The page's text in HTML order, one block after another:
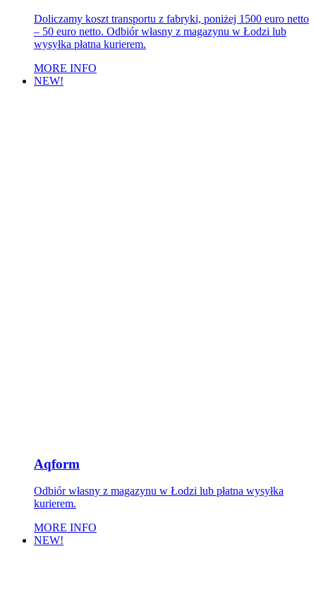
Doliczamy koszt transportu z fabryki, poniżej 1500 euro netto
– 50 euro netto. Odbiór własny z magazynu w Łodzi lub
wysyłka płatna kurierem.
MORE INFO
NEW!
Aqform
Odbiór własny z magazynu w Łodzi lub płatna wysyłka
kurierem.
MORE INFO
NEW!